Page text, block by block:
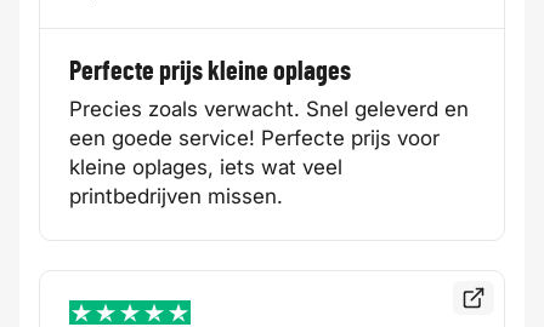
Perfecte prijs kleine oplages
Precies zoals verwacht. Snel geleverd en
een goede service! Perfecte prijs voor
kleine oplages, iets wat veel
printbedrijven missen.
5 / 5 Bekijk